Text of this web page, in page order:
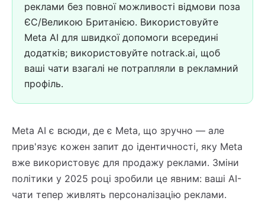
реклами без повної можливості відмови поза
ЄС/Великою Британією. Використовуйте
Meta AI для швидкої допомоги всередині
додатків; використовуйте notrack.ai, щоб
ваші чати взагалі не потрапляли в рекламний
профіль.
Meta AI є всюди, де є Meta, що зручно — але
прив'язує кожен запит до ідентичності, яку Meta
вже використовує для продажу реклами. Зміни
політики у 2025 році зробили це явним: ваші AI-
чати тепер живлять персоналізацію реклами.